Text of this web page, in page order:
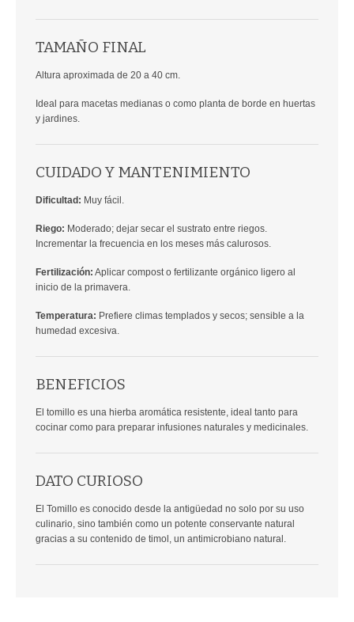
TAMAÑO FINAL
Altura aproximada de 20 a 40 cm.
Ideal para macetas medianas o como planta de borde en huertas
y jardines.
CUIDADO Y MANTENIMIENTO
Dificultad: Muy fácil.
Riego: Moderado; dejar secar el sustrato entre riegos.
Incrementar la frecuencia en los meses más calurosos.
Fertilización: Aplicar compost o fertilizante orgánico ligero al
inicio de la primavera.
Temperatura: Prefiere climas templados y secos; sensible a la
humedad excesiva.
BENEFICIOS
El tomillo es una hierba aromática resistente, ideal tanto para
cocinar como para preparar infusiones naturales y medicinales.
DATO CURIOSO
El Tomillo es conocido desde la antigüedad no solo por su uso
culinario, sino también como un potente conservante natural
gracias a su contenido de timol, un antimicrobiano natural.